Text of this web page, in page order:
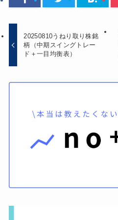
20250810うねり取り株銘
柄（中期スイングトレー
ド＋一目均衡表）